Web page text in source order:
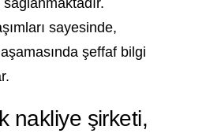
sağlanmaktadır.
sayesinde,
şeffaf bilgi
nakliye şirketi,